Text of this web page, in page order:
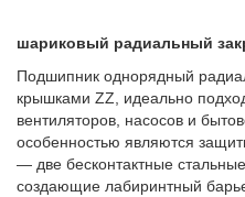
шариковый радиальный
Подшипник однорядный
крышками ZZ, идеально
вентиляторов, насосов и
особенностью являются
— две бесконтактные
создающие лабиринтный